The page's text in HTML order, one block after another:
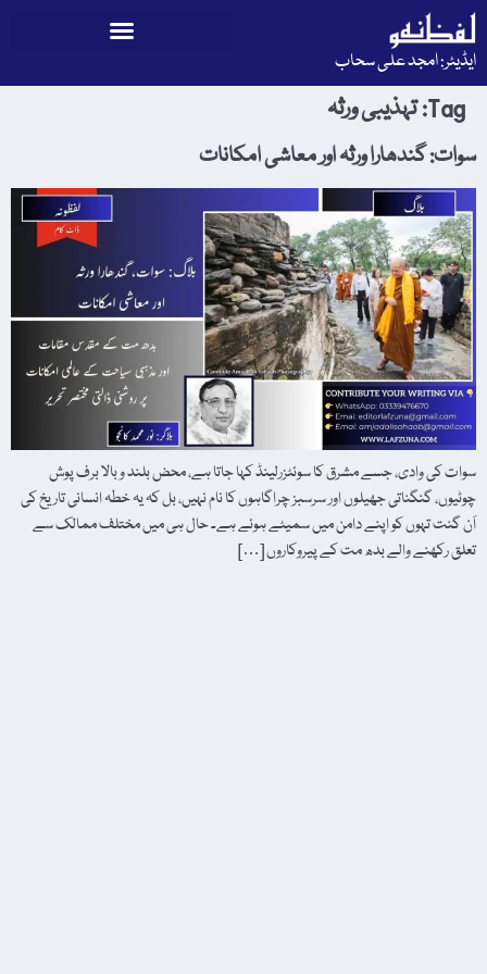
ایڈیٹر: امجد علی سحاب
Tag: تہذیبی ورثہ
سوات: گندھارا ورثہ اور معاشی امکانات
​سوات کی وادی، جسے مشرق کا سوئٹزرلینڈ کہا جاتا ہے، محض بلند و بالا برف پوش
چوٹیوں، گنگناتی جھیلوں اور سرسبز چراگاہوں کا نام نہیں، بل کہ یہ خطہ انسانی تاریخ کی
اَن گنت تہوں کو اپنے دامن میں سمیٹے ہوئے ہے۔ حال ہی میں مختلف ممالک سے
تعلق رکھنے والے بدھ مت کے پیروکاروں […]